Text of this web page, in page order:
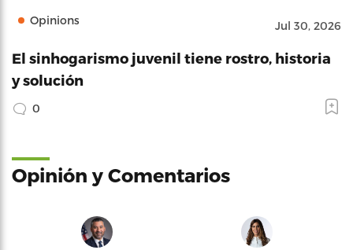
Opinions Jul 30, 2026
El sinhogarismo juvenil tiene rostro, historia
y solución
0
Opinión y Comentarios